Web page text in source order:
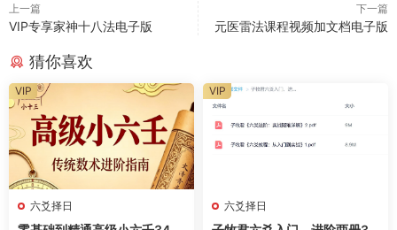
上一篇
VIP专享家神十八法电子版
下一篇
元医雷法课程视频加文档电子版
猜你喜欢
六爻择日
VIP
六爻择日
VIP